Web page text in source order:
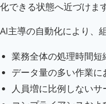
化できる状態へ近づけます
AI主導の自動化により、
業務全体の処理時間短
データ量の多い作業
人員増に比例しないサ